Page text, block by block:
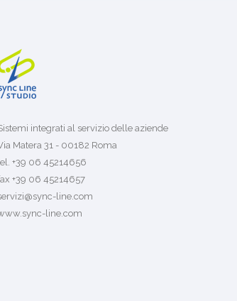
integrati al servizio delle aziende
Matera 31 - 00182 Roma
+39 06 45214656
+39 06 45214657
line.com
line.com